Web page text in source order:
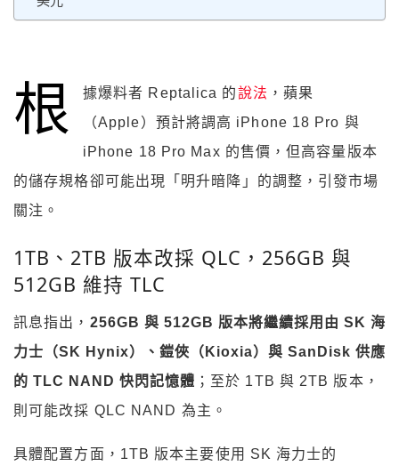
根 據爆料者 Reptalica 的說法 ，蘋果
（Apple）預計將調高 iPhone 18 Pro 與
iPhone 18 Pro Max 的售價，但高容量版本
的儲存規格卻可能出現「明升暗降」的調整，引發市場
關注。
1TB、2TB 版本改採 QLC，256GB 與
512GB 維持 TLC
訊息指出， 256GB 與 512GB 版本將繼續採用由 SK 海
力士（SK Hynix）、鎧俠（Kioxia）與 SanDisk 供應
的 TLC NAND 快閃記憶體 ；至於 1TB 與 2TB 版本，
則可能改採 QLC NAND 為主。
具體配置方面，1TB 版本主要使用 SK 海力士的